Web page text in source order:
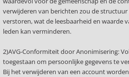
verwijderen van berichten zou de
verstoren, wat de leesbaarheid en waarde
leden kan verminderen.
2)AVG-Conformiteit door Anonimisering:
toegestaan om persoonlijke gegevens te
Bij het verwijderen van een account